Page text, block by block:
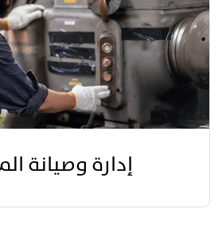
إدارة وصيانة